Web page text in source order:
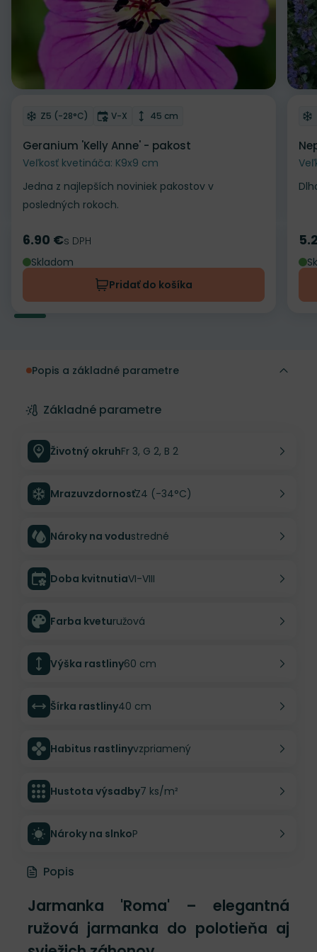
Odober do zoznamu želaní
Mrazuvzdornosť
Z5 (-28°C) Doba kvitnutia
V-X Výška rastliny
45 cm
Geranium 'Kelly Anne' - pakost
Veľkosť kvetináča: K9x9 cm
Jedna z najlepších noviniek pakostov v
posledných rokoch.
Cena
6.90 €s DPH
Skladom
Pridať do košíka
Popis a základné parametre
Základné parametre
Životný okruhFr 3, G 2, B 2
MrazuvzdornosťZ4 (-34°C)
Nároky na vodustredné
Doba kvitnutiaVI-VIII
Farba kveturužová
Výška rastliny60 cm
Šírka rastliny40 cm
Habitus rastlinyvzpriamený
Hustota výsadby7 ks/m²
Nároky na slnkoP
Popis
Jarmanka 'Roma' – elegantná
ružová jarmanka do polotieňa aj